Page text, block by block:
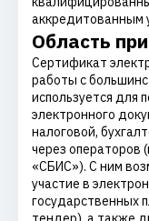
аккредитованным
Область
Сертификат
работы с
используется для
электронного
налоговой,
через операторов
«СБИС»). С ним
участие в
государственных